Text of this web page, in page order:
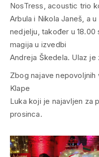
NosTress, acoustic trio
Arbula i Nikola Janeš, a u
nedjelju, također u 18.00
magija u izvedbi
Andreja Škedela. Ulaz
Zbog najave
Klape
Luka koji je najavljen za
prosinca.